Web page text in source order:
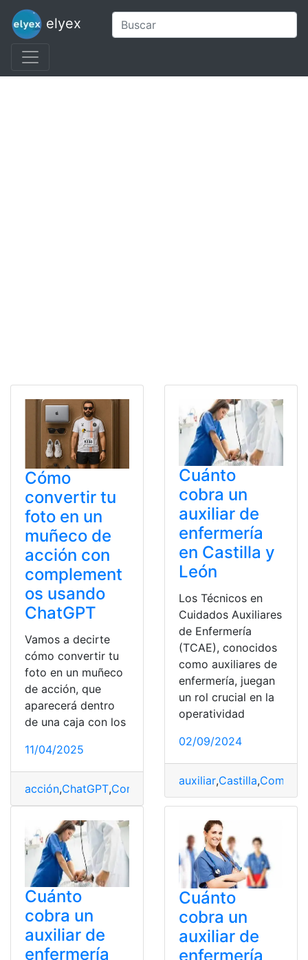
elyex
Cómo
convertir tu
foto en un
muñeco de
acción con
complement
os usando
ChatGPT
Vamos a decirte
cómo convertir tu
foto en un muñeco
de acción, que
aparecerá dentro
de una caja con los
11/04/2025
acción,ChatGPT,Complementos,Convertir,foto ,
Cuánto
cobra un
auxiliar de
enfermería
en Castilla y
León
Los Técnicos en
Cuidados Auxiliares
de Enfermería
(TCAE), conocidos
como auxiliares de
enfermería, juegan
un rol crucial en la
operatividad
02/09/2024
auxiliar,Castilla,
Cuánto
cobra un
auxiliar de
enfermería
Cuánto
cobra un
auxiliar de
enfermería